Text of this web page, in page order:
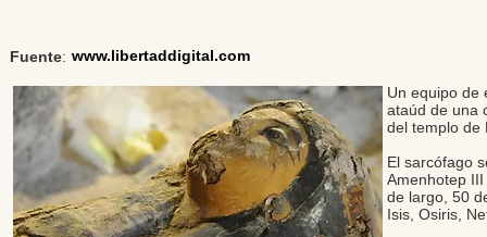
Fuente: www.libertaddigital.com
Un equipo de
ataúd de una
del templo de
El sarcófago
Amenhotep
de largo, 50
Isis, Osiris,